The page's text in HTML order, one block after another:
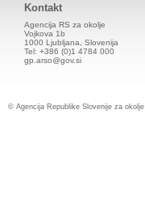
Kontakt
Agencija RS za okolje
Vojkova 1b
1000 Ljubljana, Slovenija
Tel: +386 (0)1 4784 000
gp.arso@gov.si
© Agencija Republike Slovenije za okolje